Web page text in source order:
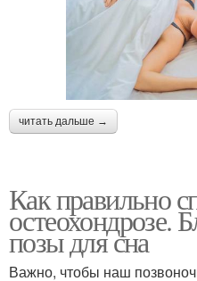
читать дальше →
Как правильно
остеохондрозе.
позы для сна
Важно, чтобы наш